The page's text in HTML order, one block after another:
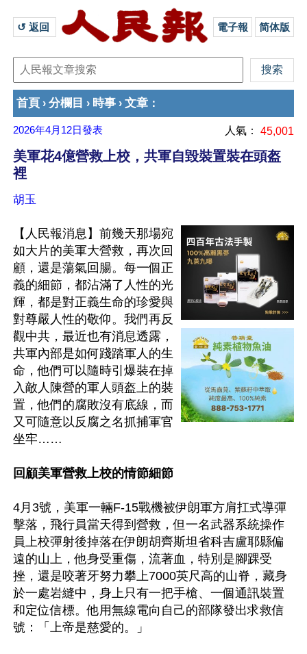
↺ 返回 電子報 简体版
首頁 › 分欄目 › 時事 › 文章 ：
2026年4月12日發表 人氣： 45,001
美軍花4億營救上校，共軍自毀裝置裝在頭盔
裡
胡玉
【人民報消息】前幾天那場宛
如大片的美軍大營救，再次回
顧，還是蕩氣回腸。每一個正
義的細節，都沾滿了人性的光
輝，都是對正義生命的珍愛與
對尊嚴人性的敬仰。我們再反
觀中共，最近也有消息透露，
共軍內部是如何踐踏軍人的生
命，他們可以隨時引爆裝在掉
入敵人陳營的軍人頭盔上的裝
置，他們的腐敗沒有底線，而
又可隨意以反腐之名抓捕軍官
坐牢……
回顧美軍營救上校的情節細節
4月3號，美軍一輛F-15戰機被伊朗軍方肩扛式導彈
擊落，飛行員當天得到營救，但一名武器系統操作
員上校彈射後掉落在伊朗胡齊斯坦省科吉盧耶縣偏
遠的山上，他身受重傷，流著血，特別是腳踝受
挫，還是咬著牙努力攀上7000英尺高的山脊，藏身
於一處岩縫中，身上只有一把手槍、一個通訊裝置
和定位信標。他用無線電向自己的部隊發出求救信
號：「上帝是慈愛的。」